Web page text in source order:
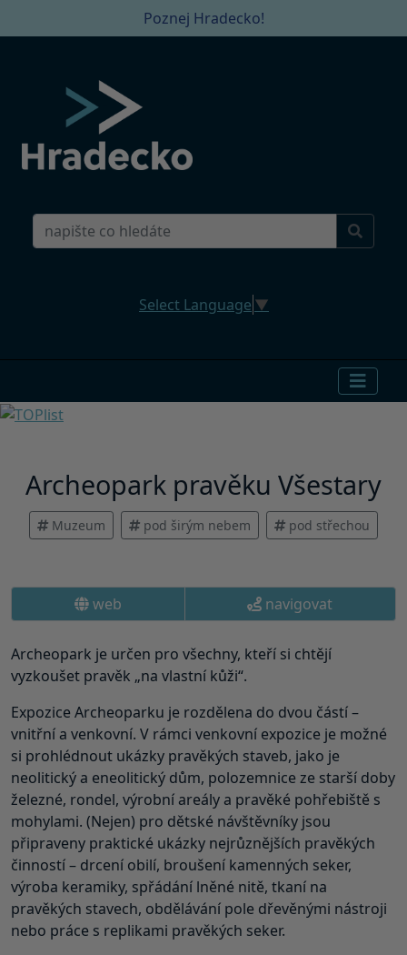
Poznej Hradecko!
Select Language ▼
Archeopark pravěku Všestary
Muzeum pod širým nebem pod střechou
web navigovat
Archeopark je určen pro všechny, kteří si chtějí
vyzkoušet pravěk „na vlastní kůži“.
Expozice Archeoparku je rozdělena do dvou částí –
vnitřní a venkovní. V rámci venkovní expozice je možné
si prohlédnout ukázky pravěkých staveb, jako je
neolitický a eneolitický dům, polozemnice ze starší doby
železné, rondel, výrobní areály a pravěké pohřebiště s
mohylami. (Nejen) pro dětské návštěvníky jsou
připraveny praktické ukázky nejrůznějších pravěkých
činností – drcení obilí, broušení kamenných seker,
výroba keramiky, spřádání lněné nitě, tkaní na
pravěkých stavech, obdělávání pole dřevěnými nástroji
nebo práce s replikami pravěkých seker.